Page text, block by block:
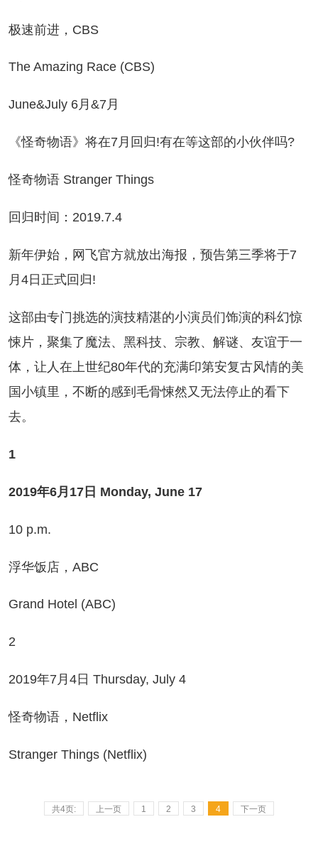
前进，CBS
Amazing Race (CBS)
6月&7月
奇物语》将在7月回归!有在等这部的小伙伴吗?
物语 Stranger Things
时间：2019.7.4
伊始，网飞官方就放出海报，预告第三季将于7
月4日正式回归!
由专门挑选的演技精湛的小演员们饰演的科幻惊
悚片，聚集了魔法、黑科技、宗教、解谜、友谊于一
体，让人在上世纪80年代的充满印第安复古风情的美
国小镇里，不断的感到毛骨悚然又无法停止的看下
去。
年6月17日 Monday, June 17
p.m.
饭店，ABC
Hotel (ABC)
年7月4日 Thursday, July 4
物语，Netflix
Things (Netflix)
共4页: 上一页 1 2 3 4 下一页